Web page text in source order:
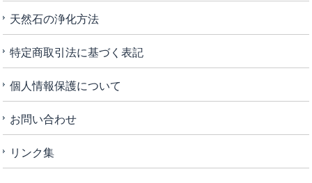
天然石の浄化方法
特定商取引法に基づく表記
個人情報保護について
お問い合わせ
リンク集